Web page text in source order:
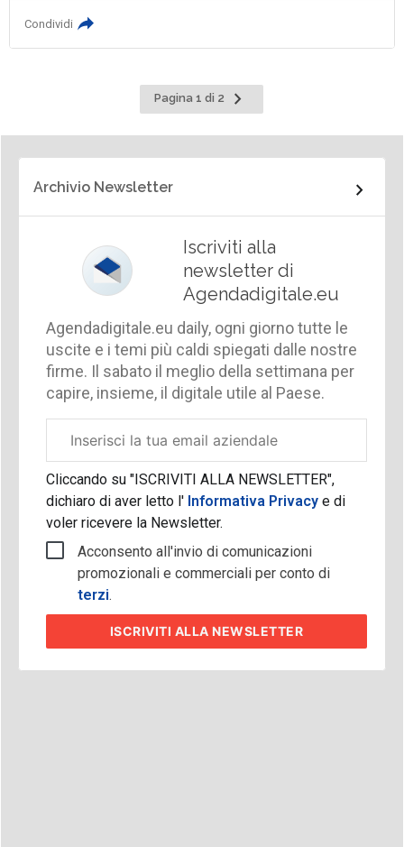
Condividi
Pagina 1 di 2
Pagina
successiva
Archivio Newsletter
Iscriviti alla
newsletter di
Agendadigitale.eu
Agendadigitale.eu daily, ogni giorno tutte le
uscite e i temi più caldi spiegati dalle nostre
firme. Il sabato il meglio della settimana per
capire, insieme, il digitale utile al Paese.
aziendale
Cliccando su "ISCRIVITI ALLA NEWSLETTER",
dichiaro di aver letto l'Informativa Privacy e di
voler ricevere la Newsletter.
Acconsento all'invio di comunicazioni
promozionali e commerciali per conto di
terzi.
ISCRIVITI ALLA NEWSLETTER